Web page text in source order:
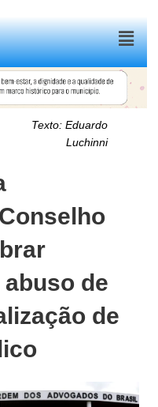
Menu
Texto:Eduardo
Luchinni
de
de